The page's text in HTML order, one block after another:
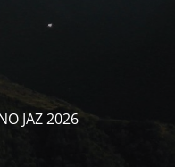
JAZ 2026